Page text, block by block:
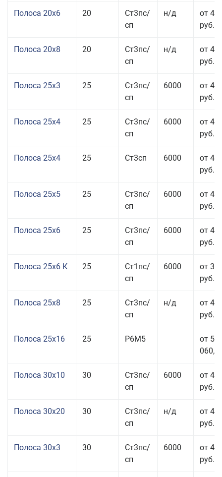
Полоса 20x6 20
Ст3пс/
сп
н/д
от 46
руб.
Полоса 20x8 20
Ст3пс/
сп
н/д
от 45
руб.
Полоса 25x3 25
Ст3пс/
сп
6000
от 46
руб.
Полоса 25x4 25
Ст3пс/
сп
6000
от 43
руб.
Полоса 25x4 25 Ст3сп 6000
от 43
руб.
Полоса 25x5 25
Ст3пс/
сп
6000
от 42
руб.
Полоса 25x6 25
Ст3пс/
сп
6000
от 42
руб.
Полоса 25x6 К 25
Ст1пс/
сп
6000
от 35
руб.
Полоса 25x8 25
Ст3пс/
сп
н/д
от 43
руб.
Полоса 25x16 25 Р6М5
от
Полоса 30x10 30
Ст3пс/
сп
6000
от 45
руб.
Полоса 30x20 30
Ст3пс/
сп
н/д
от 46
руб.
Полоса 30x3 30
Ст3пс/
сп
6000
от 46
руб.